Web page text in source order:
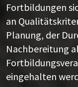
Fortbildungen
an
Planung, der
Nachbereitung
eingehalten